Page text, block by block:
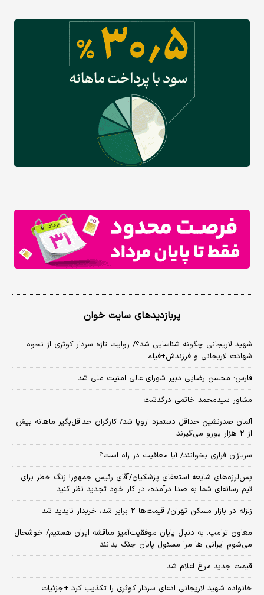
پربازدیدهای سایت خوان
شهید لاریجانی چگونه شناسایی شد؟/ روایت تازه سردار کوثری از نحوه
شهادت لاریجانی و فرزندش+فیلم
فارس: محسن رضایی دبیر شورای عالی امنیت ملی شد
مشاور سیدمحمد خاتمی درگذشت
آلمان صدرنشین حداقل دستمزد اروپا شد/ کارگران حداقل‌بگیر ماهانه بیش
از ۲ هزار یورو می‌گیرند
سربازان فراری بخوانند/ آیا معافیت در راه است؟
پس‌لرزه‌های شایعه استعفای پزشکیان/آقای رئیس جمهور! زنگ خطر برای
تیم رسانه‌ای شما به صدا درآمده، در کار خود تجدید نظر کنید
زلزله در بازار مسکن تهران/ قیمت‌ها ۲ برابر شد، خریدار ناپدید شد
معاون ترامپ: به دنبال پایان موفقیت‌آمیز مناقشه ایران هستیم/ خوشحال
می‌شوم ایرانی ها مرا مسئول پایان جنگ بدانند
قیمت جدید مرغ اعلام شد
خانواده شهید لاریجانی ادعای سردار کوثری را تکذیب کرد +جزئیات